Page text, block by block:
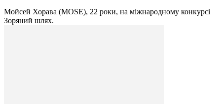
Мойсей Хорава (MOSE), 22 роки, на міжнародному конкурсі
Зоряний шлях.